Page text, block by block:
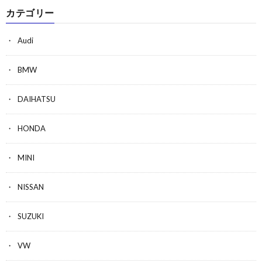
カテゴリー
Audi
BMW
DAIHATSU
HONDA
MINI
NISSAN
SUZUKI
VW